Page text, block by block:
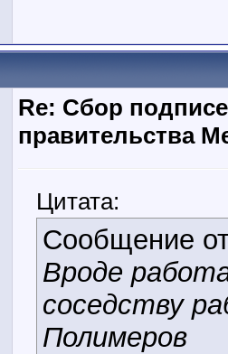
Re: Сбор
правительства
Цитата:
Сообщение
Вроде
соседству
Полимеров